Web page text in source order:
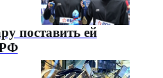
поставить ей
РФ